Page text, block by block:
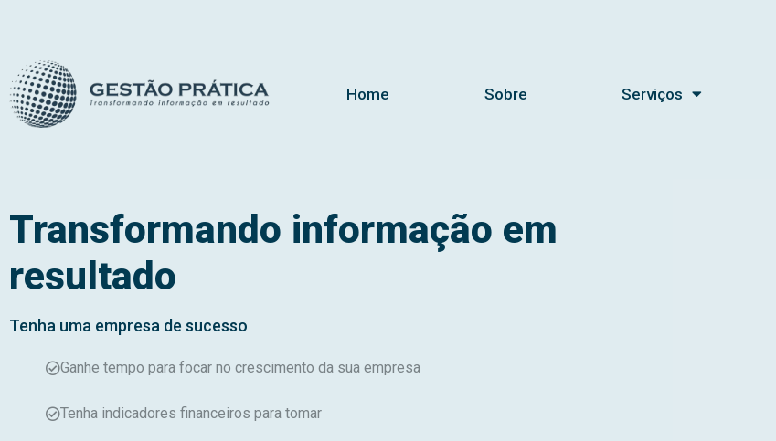
Home Sobre Serviços
Transformando informação em
resultado
Tenha uma empresa de sucesso
Ganhe tempo para focar no crescimento da sua empresa
Tenha indicadores financeiros para tomar